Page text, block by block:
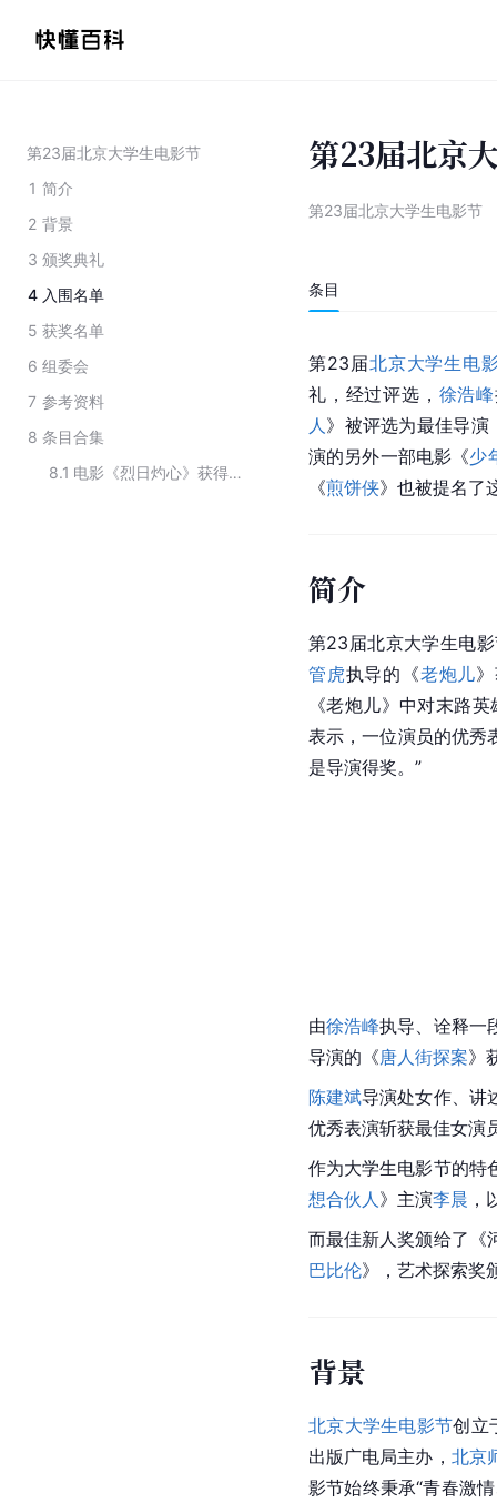
第23届北京大学生电影节
1 简介
2 背景
3 颁奖典礼
4 入围名单
5 获奖名单
6 组委会
7 参考资料
8 条目合集
8.1
电影《烈日灼心》获得的奖项
第23届北京
第23届北京大学生电影节
条目
第23届北京大学生电
礼，经过评选， 徐浩峰
人 》被评选为最佳导演
演的另外一部电影《少
《煎饼侠》也被提名了
简介
第23届北京大学生电
管虎执导的《老炮儿
《老炮儿》中对末路英
表示，一位演员的优秀
是导演得奖。”
由徐浩峰执导、诠释一
导演的《唐人街探案》
陈建斌导演处女作、讲
优秀表演斩获最佳女演
作为大学生电影节的特
想合伙人》主演李晨 ，
而最佳新人奖颁给了《
巴比伦》，艺术探索奖
背景
北京大学生电影节创立
出版广电局主办， 北京
影节始终秉承“青春激